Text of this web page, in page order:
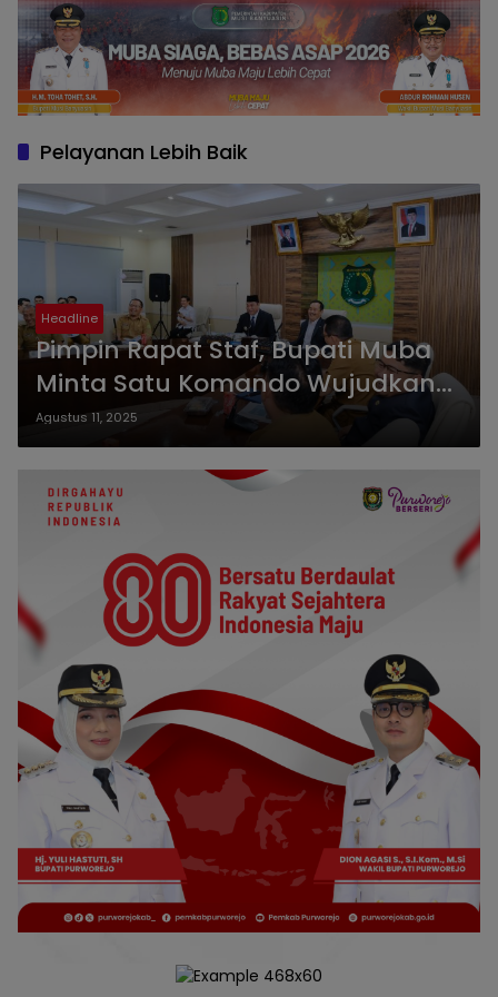
Pelayanan Lebih Baik
Headline
Pimpin Rapat Staf, Bupati Muba
Minta Satu Komando Wujudkan
Perubahan dan Pelayanan yang
Lebih Baik
Agustus 11, 2025